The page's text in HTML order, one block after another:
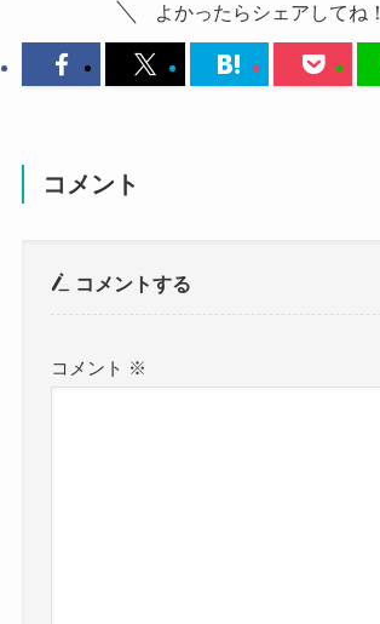
よかったらシェアしてね！
コメント
コメントする
コメント ※